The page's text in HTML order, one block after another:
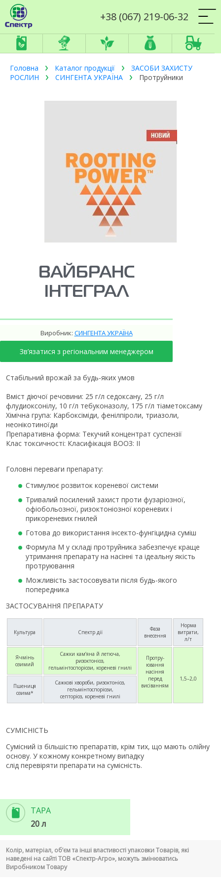
+38 (067) 219-06-32
Головна Каталог продукції
ЗАСОБИ ЗАХИСТУ
РОСЛИН
СИНГЕНТА УКРАЇНА Протруйники
ВАЙБРАНС
ІНТЕГРАЛ
Виробник: СИНГЕНТА УКРАЇНА
Зв’язатися з регіональним менеджером
Стабільний врожай за будь-яких умов
Вміст діючої речовини: 25 г/л седоксану, 25 г/л
флудиоксонілу, 10 г/л тебуконазолу, 175 г/л тіаметоксаму
Хімічна група: Карбоксіміди, фенілпіроли, триазоли,
неонікотиноїди
Препаративна форма: Текучий концентрат суспензії
Клас токсичності: Класифікація ВООЗ: II
Головні переваги препарату:
Стимулює розвиток кореневої системи
Тривалий посилений захист проти фузаріозної,
офіобольозної, ризоктоніозної кореневих і
прикореневих гнилей
Готова до використання інсекто-фунгіцидна суміш
Формула М у складі протруйника забезпечує краще
утримання препарату на насінні та ідеальну якість
протруювання
Можливість застосовувати після будь-якого
попередника
ЗАСТОСУВАННЯ ПРЕПАРАТУ
Культура Спектр дії
Фаза
внесення
Норма
витрати,
л/т
Ячмінь
озимий
Сажки кам’яна й летюча,
ризоктоніоз,
гельмінтоспоріози, кореневі гнилі
Протру-
ювання
насіння
перед
висіванням
1,5–2,0
Пшениця
озима*
Сажкові хвороби, ризоктоніоз,
гельмінтоспоріози,
септоріоз, кореневі гнилі
СУМІСНІСТЬ
Сумісний із більшістю препаратів, крім тих, що мають олійну
основу. У кожному конкретному випадку
слід перевіряти препарати на сумісність.
ТАРА
20 л
Колір, матеріал, об’єм та інші властивості упаковки Товарів, які
наведені на сайті ТОВ «Спектр-Агро», можуть змінюватись
Виробником Товару